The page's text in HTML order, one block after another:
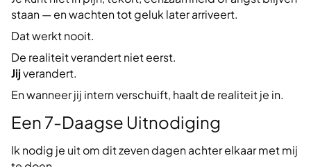
staan — en wachten tot geluk later arriveert.
Dat werkt nooit.
De realiteit verandert niet eerst.
Jijverandert.
En wanneer jij intern verschuift, haalt de realiteit je in.
Een 7-Daagse Uitnodiging
Ik nodig je uit om dit zeven dagen achter elkaar met mij